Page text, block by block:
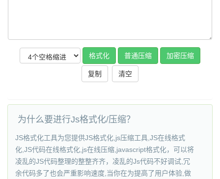
复制
为什么要进行Js格式化/压缩？
JS格式化工具为您提供JS格式化,js压缩工具,JS在线格式
化,JS代码在线格式化,js在线压缩,javascript格式化，可以将
凌乱的JS代码整理的整整齐齐，凌乱的Js代码不好调试,冗
余代码多了也会严重影响速度,当你在为提高了用户体验,做